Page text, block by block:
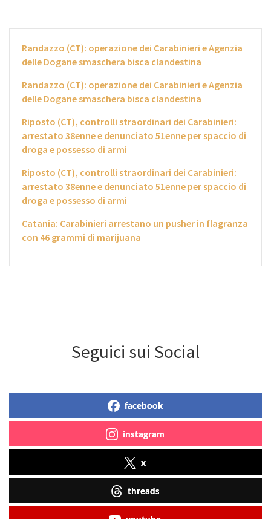
Randazzo (CT): operazione dei Carabinieri e Agenzia
delle Dogane smaschera bisca clandestina
Randazzo (CT): operazione dei Carabinieri e Agenzia
delle Dogane smaschera bisca clandestina
Riposto (CT), controlli straordinari dei Carabinieri:
arrestato 38enne e denunciato 51enne per spaccio di
droga e possesso di armi
Riposto (CT), controlli straordinari dei Carabinieri:
arrestato 38enne e denunciato 51enne per spaccio di
droga e possesso di armi
Catania: Carabinieri arrestano un pusher in flagranza
con 46 grammi di marijuana
Seguici sui Social
facebook
instagram
x
threads